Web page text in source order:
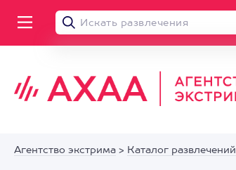
Агентство экстрима > Каталог развлечений